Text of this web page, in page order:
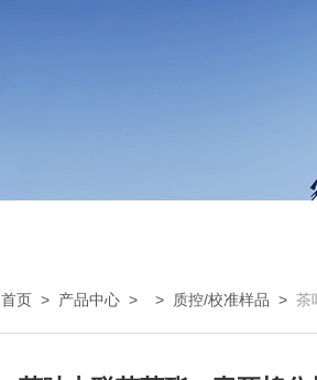
首页 > 产品中心 > > 质控/校准样品 > 茶